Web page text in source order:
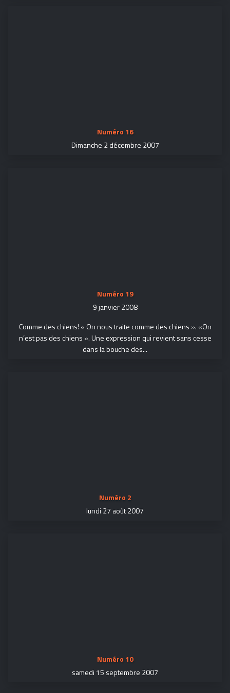
Numéro 16
Dimanche 2 décembre 2007
Numéro 19
9 janvier 2008
Comme des chiens! « On nous traite comme des chiens ». «On
n’est pas des chiens ». Une expression qui revient sans cesse
dans la bouche des...
Numéro 2
lundi 27 août 2007
Numéro 10
samedi 15 septembre 2007